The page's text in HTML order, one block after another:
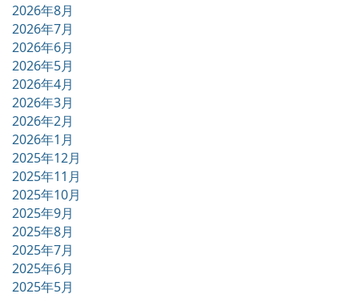
2026年8月
2026年7月
2026年6月
2026年5月
2026年4月
2026年3月
2026年2月
2026年1月
2025年12月
2025年11月
2025年10月
2025年9月
2025年8月
2025年7月
2025年6月
2025年5月